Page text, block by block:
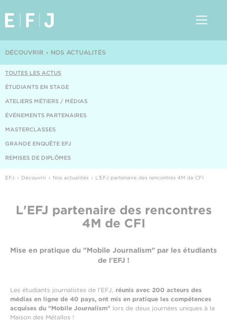
NOS ACTUALITÉS
DÉCOUVRIR
TOUTES LES ACTUS
ÉTUDIANTS EN STAGE
ATELIERS MÉTIERS / MÉDIAS
ÉVÉNEMENTS PARTENAIRES
MASTERCLASSES
GRANDE ENQUÊTE EFJ
REMISES DE DIPLÔMES
EFJ Découvrir Nos actualités L'EFJ partenaire des rencontres 4M de CFI
L'EFJ partenaire des rencontres
4M de CFI
Mise en pratique du "Mobile Journalism" par les étudiants
de l'EFJ !
Les étudiants journalistes de l'EFJ, réunis avec 200 acteurs des
médias en ligne de 40 pays, ont mis en pratique les compétences
acquises du "Mobile Journalism" lors de deux journées uniques à la
Maison des Métallos !